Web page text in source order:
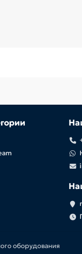
оборудования